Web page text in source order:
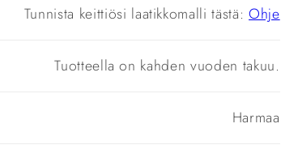
Tunnista keittiösi laatikkomalli tästä:Ohje
Tuotteella on kahden vuoden takuu.
Harmaa